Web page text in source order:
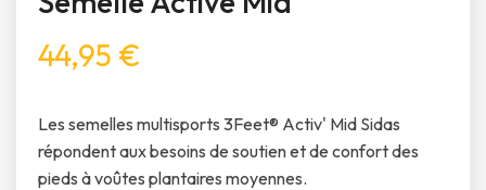
44,95 €
Les semelles multisports 3Feet® Activ' Mid Sidas
répondent aux besoins de soutien et de confort des
pieds à voûtes plantaires moyennes.